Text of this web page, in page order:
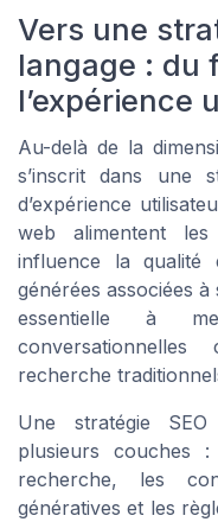
Vers une
langage : du
l’expérience
Au-delà de la
s’inscrit dans une
d’expérience
web alimentent les
influence la qualité
générées associées
essentielle à
recherche
Une stratégie
plusieurs couches
recherche, les
génératives et les